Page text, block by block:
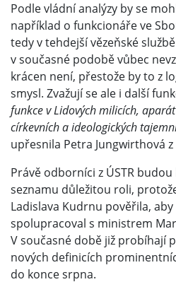
Podle vládní analýzy by se
například o funkcionáře ve
tedy v tehdejší vězeňské
v současné podobě vůbec
krácen není, přestože by to z
smysl. Zvažují se ale i další
funkce v Lidových milicích,
církevních a ideologických
upřesnila Petra Jungwirthová z
Právě odborníci z ÚSTR
seznamu důležitou roli,
Ladislava Kudrnu pověřila,
spolupracoval s ministrem
V současné době již probíhají
nových definicích
do konce srpna.